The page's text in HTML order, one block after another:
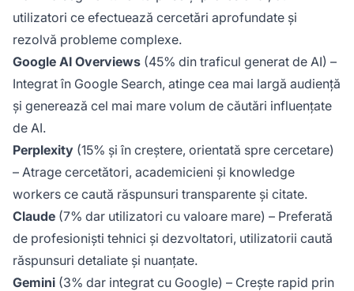
utilizatori ce efectuează cercetări aprofundate și
rezolvă probleme complexe.
Google AI Overviews (45% din traficul generat de AI) –
Integrat în Google Search, atinge cea mai largă audiență
și generează cel mai mare volum de căutări influențate
de AI.
Perplexity (15% și în creștere, orientată spre cercetare)
– Atrage cercetători, academicieni și knowledge
workers ce caută răspunsuri transparente și citate.
Claude (7% dar utilizatori cu valoare mare) – Preferată
de profesioniști tehnici și dezvoltatori, utilizatorii caută
răspunsuri detaliate și nuanțate.
Gemini (3% dar integrat cu Google) – Crește rapid prin